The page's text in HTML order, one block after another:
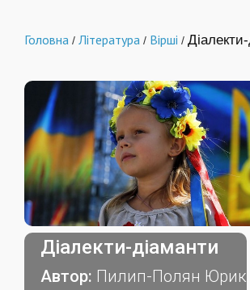
Головна / Література / Вірші /
Діалекти-діаманти
Автор: Пилип-Полян Юрик